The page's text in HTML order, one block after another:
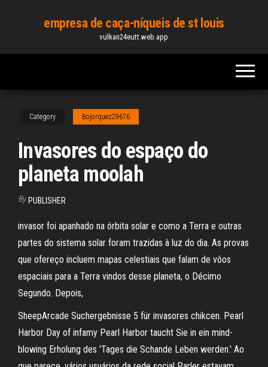
content
empresa de caça-níqueis de st louis
vulkan24eutt.web.app
Category Bojorquez29676
Invasores do espaço do
planeta moolah
By PUBLISHER
invasor foi apanhado na órbita solar e como a Terra e outras
partes do sistema solar foram trazidas à luz do dia. As provas
que ofereço incluem mapas celestiais que falam de vôos
espaciais para a Terra vindos desse planeta, o Décimo
Segundo. Depois,
SheepArcade Suchergebnisse 5 für invasores chikcen. Pearl
Harbor Day of infamy Pearl Harbor taucht Sie in ein mind-
blowing Erholung des 'Tages die Schande Leben werden.' Ao